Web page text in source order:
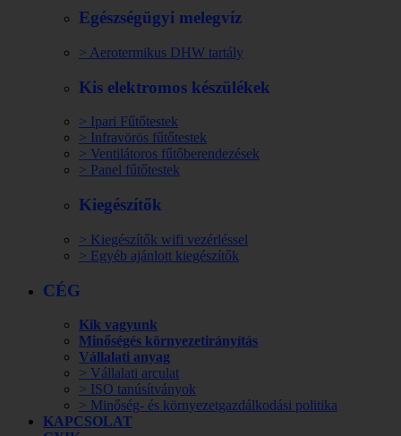
Egészségügyi melegvíz
> Aerotermikus DHW tartály
Kis elektromos készülékek
> Ipari Fűtőtestek
> Infravörös fűtőtestek
> Ventilátoros fűtőberendezések
> Panel fűtőtestek
Kiegészítők
> Kiegészítők wifi vezérléssel
> Egyéb ajánlott kiegészítők
CÉG
Kik vagyunk
Minőségés környezetirányítás
Vállalati anyag
> Vállalati arculat
> ISO tanúsítványok
> Minőség- és környezetgazdálkodási politika
KAPCSOLAT